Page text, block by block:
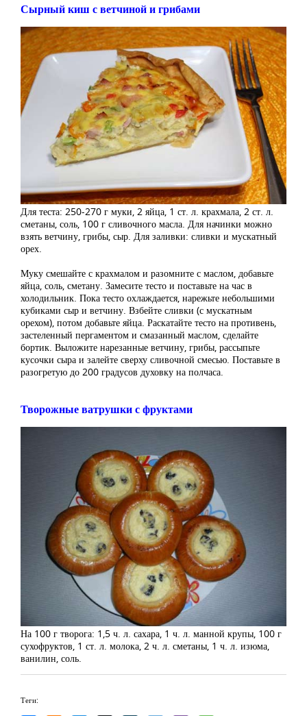
Сырный киш с ветчиной и грибами
Для теста: 250-270 г муки, 2 яйца, 1 ст. л. крахмала, 2 ст. л.
сметаны, соль, 100 г сливочного масла. Для начинки можно
взять ветчину, грибы, сыр. Для заливки: сливки и мускатный
орех.
Муку смешайте с крахмалом и разомните с маслом, добавьте
яйца, соль, сметану. Замесите тесто и поставьте на час в
холодильник. Пока тесто охлаждается, нарежьте небольшими
кубиками сыр и ветчину. Взбейте сливки (с мускатным
орехом), потом добавьте яйца. Раскатайте тесто на противень,
застеленный пергаментом и смазанный маслом, сделайте
бортик. Выложите нарезанные ветчину, грибы, рассыпьте
кусочки сыра и залейте сверху сливочной смесью. Поставьте в
разогретую до 200 градусов духовку на полчаса.
Творожные ватрушки с фруктами
На 100 г творога: 1,5 ч. л. сахара, 1 ч. л. манной крупы, 100 г
сухофруктов, 1 ст. л. молока, 2 ч. л. сметаны, 1 ч. л. изюма,
ванилин, соль.
Теги: